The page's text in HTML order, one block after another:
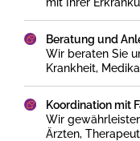
Beratung und
Wir beraten Sie
Krankheit,
Koordination mit
Wir
Ärzten,